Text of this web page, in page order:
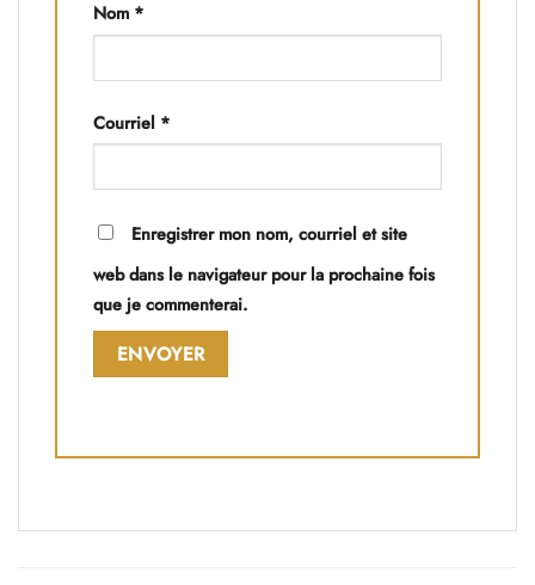
Nom *
Courriel *
Enregistrer mon nom, courriel et site
web dans le navigateur pour la prochaine fois
que je commenterai.